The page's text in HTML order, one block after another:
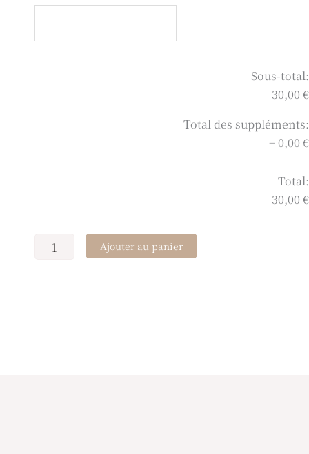
Sous-total:
30,00 €
Total des suppléments:
+0,00 €
Total:
30,00 €
Baby
Ajouter au panier